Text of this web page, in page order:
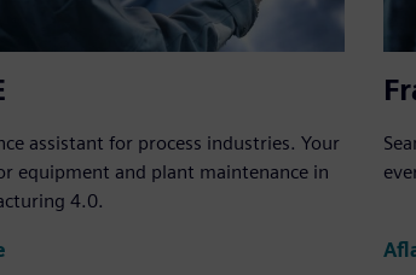
assistant for process industries. Your
equipment and plant maintenance in
4.0.